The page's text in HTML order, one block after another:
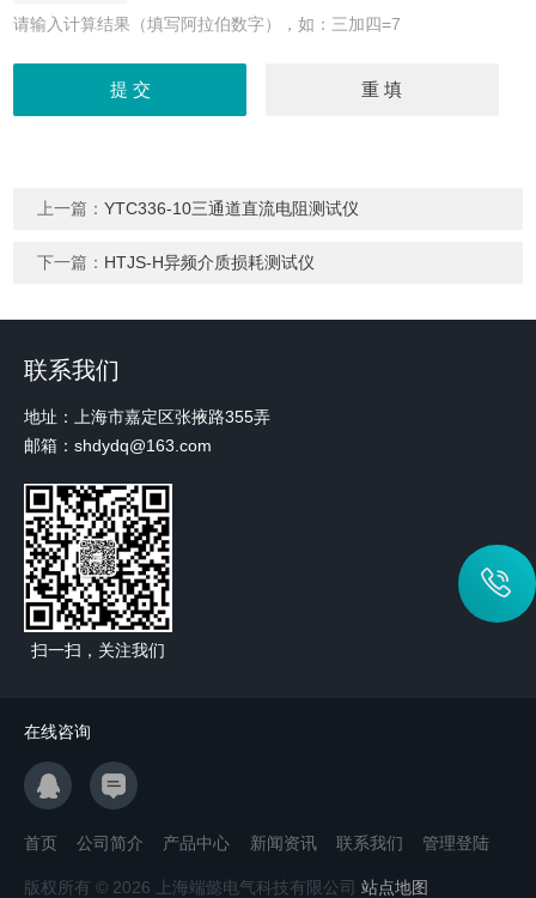
请输入计算结果（填写阿拉伯数字），如：三加四=7
上一篇：YTC336-10三通道直流电阻测试仪
下一篇： HTJS-H异频介质损耗测试仪
联系我们
地址：上海市嘉定区张掖路355弄
邮箱：shdydq@163.com
扫一扫，关注我们
在线咨询
首页 公司简介 产品中心 新闻资讯 联系我们 管理登陆
版权所有 © 2026 上海端懿电气科技有限公司 站点地图